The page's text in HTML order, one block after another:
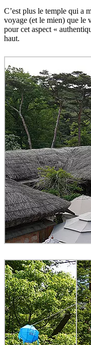
C’est plus le temple qui a
voyage (et le mien) que le
pour cet aspect «
haut.